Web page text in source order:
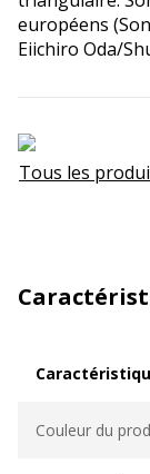
européens
Eiichiro Oda/
Tous les
Couleur du